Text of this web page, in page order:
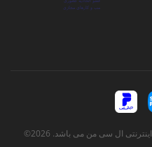
ال سی من می باشد. 2026©